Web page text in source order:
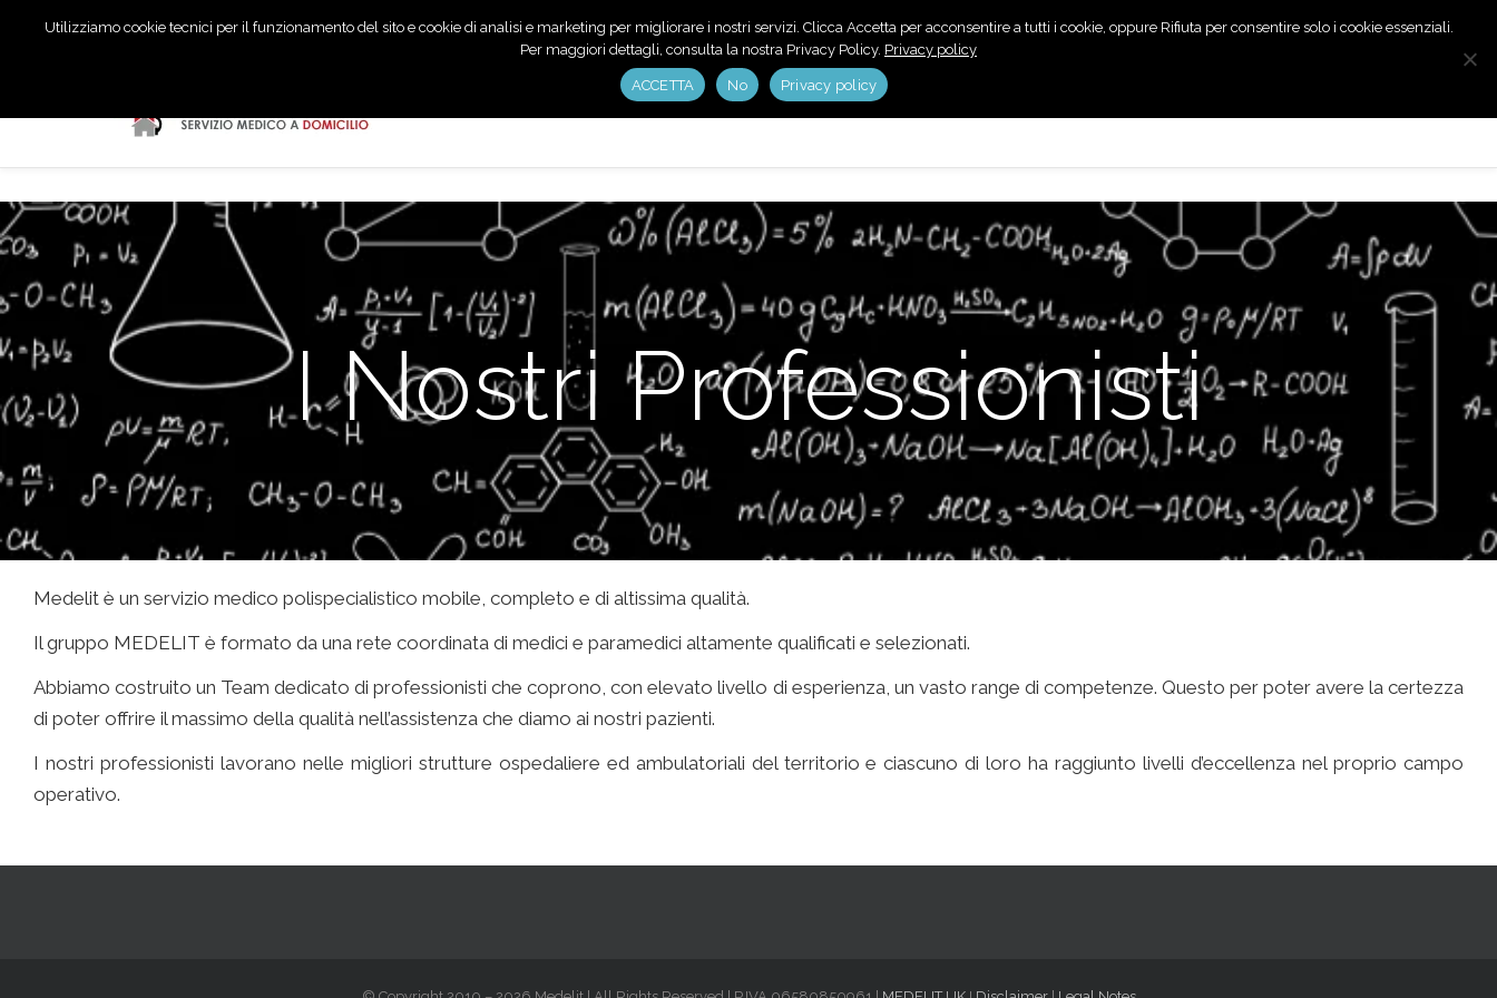
Servizi Chi Siamo Prenotazione
I Nostri Professionisti
Medelit è un servizio medico polispecialistico mobile, completo e di altissima qualità.
Il gruppo MEDELIT è formato da una rete coordinata di medici e paramedici altamente qualificati e selezionati.
Abbiamo costruito un Team dedicato di professionisti che coprono, con elevato livello di esperienza, un vasto range di competenze. Questo per poter avere la certezza
di poter offrire il massimo della qualità nell’assistenza che diamo ai nostri pazienti.
I nostri professionisti lavorano nelle migliori strutture ospedaliere ed ambulatoriali del territorio e ciascuno di loro ha raggiunto livelli d’eccellenza nel proprio campo
operativo.
Utilizziamo cookie tecnici per il funzionamento del sito e cookie di analisi e marketing per migliorare i nostri servizi. Clicca Accetta per acconsentire a tutti i cookie, oppure Rifiuta per consentire solo i cookie essenziali.
Per maggiori dettagli, consulta la nostra Privacy Policy. Privacy policy
ACCETTA No Privacy policy